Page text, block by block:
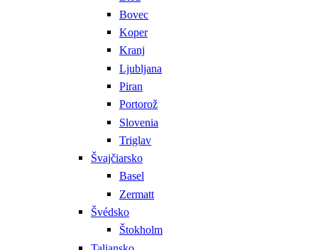
Bovec
Koper
Kranj
Ljubljana
Piran
Portorož
Slovenia
Triglav
Švajčiarsko
Basel
Zermatt
Švédsko
Štokholm